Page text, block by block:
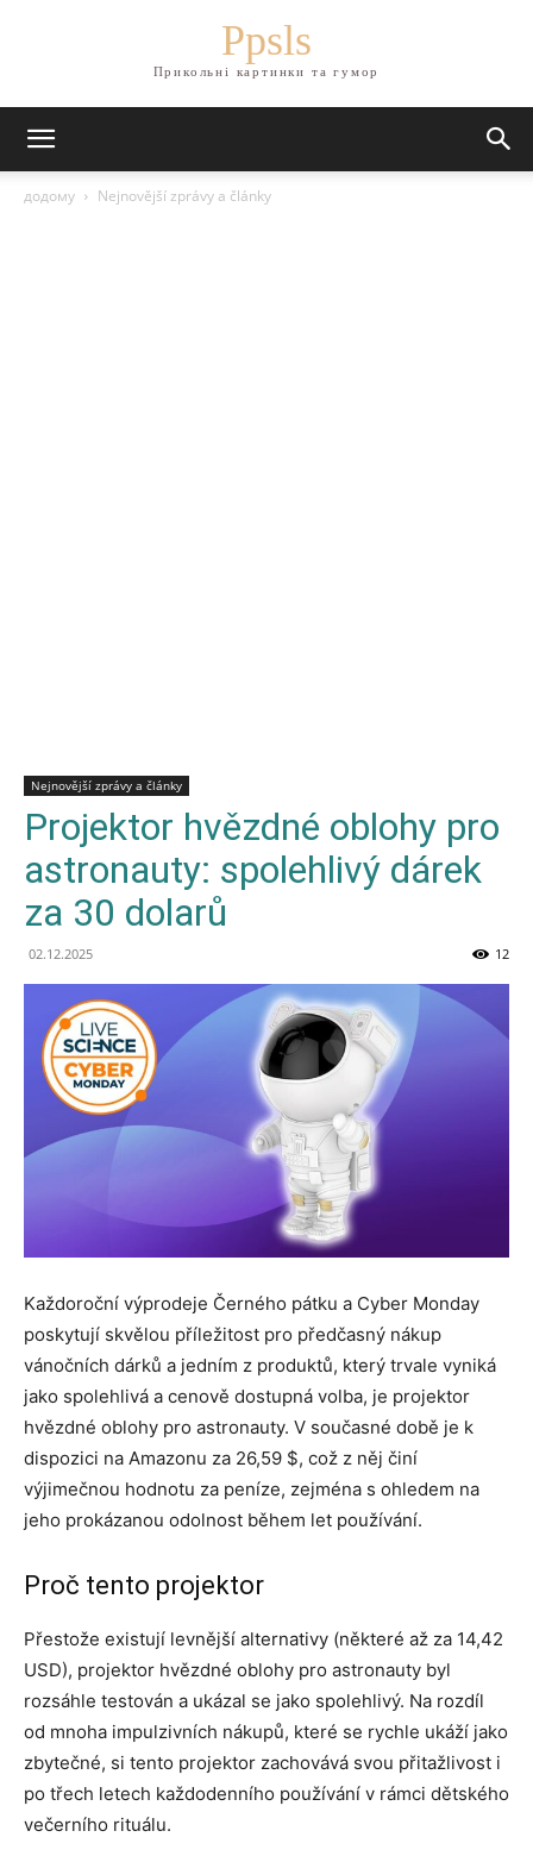
Ppsls
Прикольні картинки та гумор
додому Nejnovější zprávy a články
Nejnovější zprávy a články
Projektor hvězdné oblohy pro
astronauty: spolehlivý dárek
za 30 dolarů
02.12.2025 12
Každoroční výprodeje Černého pátku a Cyber Monday
poskytují skvělou příležitost pro předčasný nákup
vánočních dárků a jedním z produktů, který trvale vyniká
jako spolehlivá a cenově dostupná volba, je projektor
hvězdné oblohy pro astronauty. V současné době je k
dispozici na Amazonu za 26,59 $, což z něj činí
výjimečnou hodnotu za peníze, zejména s ohledem na
jeho prokázanou odolnost během let používání.
Proč tento projektor
Přestože existují levnější alternativy (některé až za 14,42
USD), projektor hvězdné oblohy pro astronauty byl
rozsáhle testován a ukázal se jako spolehlivý. Na rozdíl
od mnoha impulzivních nákupů, které se rychle ukáží jako
zbytečné, si tento projektor zachovává svou přitažlivost i
po třech letech každodenního používání v rámci dětského
večerního rituálu.